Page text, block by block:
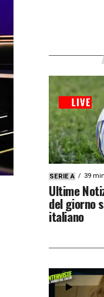
SERIE A 39
Ultime
del giorno
italiano